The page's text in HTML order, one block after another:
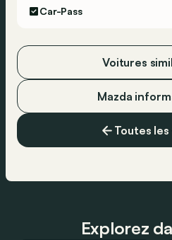
Car-Pass
Toutes
Mazda
Voitures
Explorez